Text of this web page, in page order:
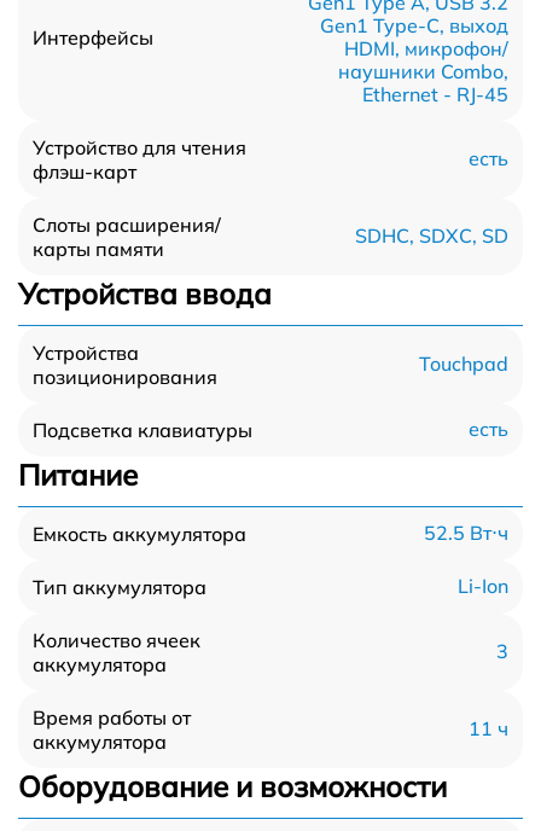
Интерфейсы
Gen1 Type-С, выход
HDMI, микрофон/
наушники Combo,
Ethernet - RJ-45
Устройство для чтения
флэш-карт
есть
Слоты расширения/
карты памяти
SDHC, SDXC, SD
Устройства ввода
Устройства
позиционирования
Touchpad
Подсветка клавиатуры есть
Питание
Емкость аккумулятора 52.5 Вт⋅ч
Тип аккумулятора Li-Ion
Количество ячеек
аккумулятора
3
Время работы от
аккумулятора
11 ч
Оборудование и возможности